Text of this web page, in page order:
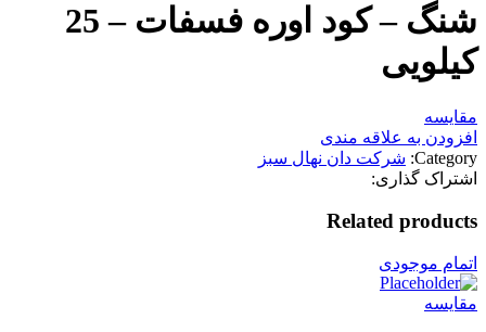
شنگ – کود اوره فسفات – 25
کیلویی
مقایسه
افزودن به علاقه مندی
Category: شرکت دان نهال سبز
اشتراک گذاری:
Related products
اتمام موجودی
مقایسه